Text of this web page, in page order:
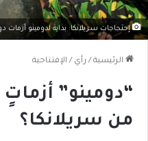
إحتجاجات سريلانكا: بداية لدومينو أزمات
الرئيسية / رأي / الإفتتاحية
“دومينو” أزماتٍ
من سريلانكا؟